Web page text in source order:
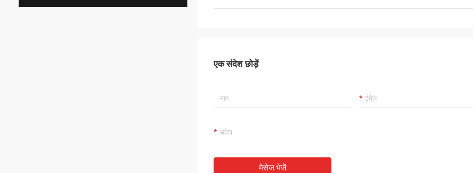
एक संदेश छोड़ें
मेसेज भेजें